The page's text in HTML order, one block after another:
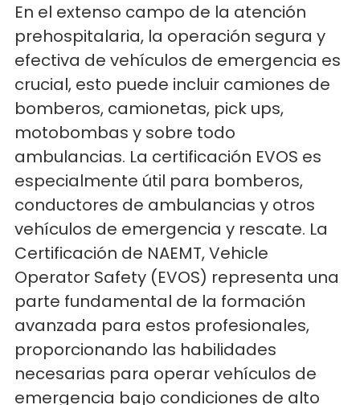
En el extenso campo de la atención
prehospitalaria, la operación segura y
efectiva de vehículos de emergencia es
crucial, esto puede incluir camiones de
bomberos, camionetas, pick ups,
motobombas y sobre todo
ambulancias. La certificación EVOS es
especialmente útil para bomberos,
conductores de ambulancias y otros
vehículos de emergencia y rescate. La
Certificación de NAEMT, Vehicle
Operator Safety (EVOS) representa una
parte fundamental de la formación
avanzada para estos profesionales,
proporcionando las habilidades
necesarias para operar vehículos de
emergencia bajo condiciones de alto